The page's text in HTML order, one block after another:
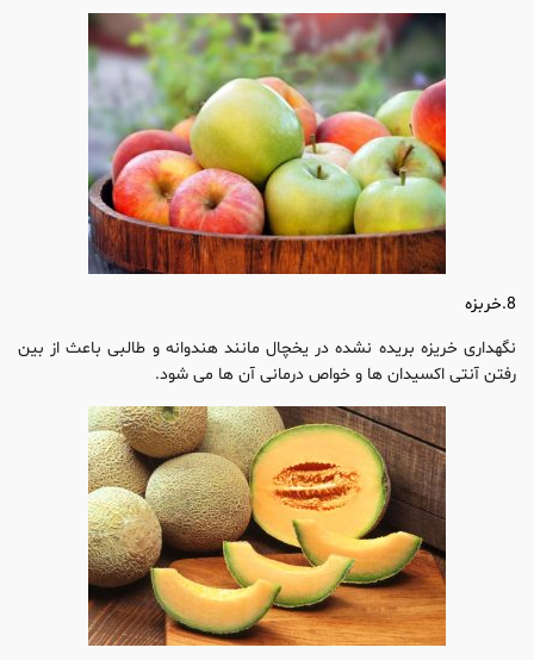
8.خربزه
نگهداری خریزه بریده نشده در یخچال مانند هندوانه و طالبی باعث از بین
رفتن آنتی اکسیدان ها و خواص درمانی آن ها می شود.